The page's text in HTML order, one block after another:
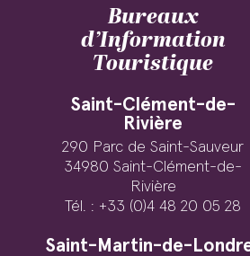
Bureaux
d’Information
Touristique
Saint-Clément-de-
Rivière
290 Parc de Saint-Sauveur
34980 Saint-Clément-de-
Rivière
Tél. : +33 (0)4 48 20 05 28
Saint-Martin-de-